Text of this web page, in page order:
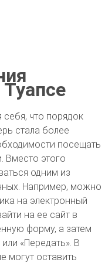
себя, что порядок
стала более
посещать
Вместо этого
одним из
Например, можно
на электронный
на ее сайт в
форму, а затем
«Передать». В
могут оставить